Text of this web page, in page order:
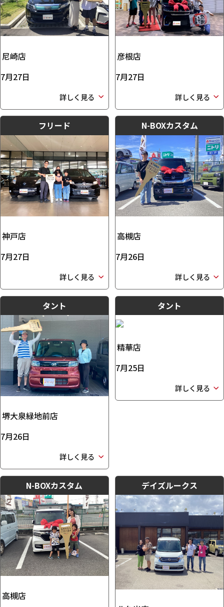
尼崎店
7月27日
詳しく見る
彦根店
7月27日
詳しく見る
フリード
神戸店
7月27日
詳しく見る
N-BOXカスタム
高槻店
7月26日
詳しく見る
タント
堺大泉緑地前店
7月26日
詳しく見る
タント
精華店
7月25日
詳しく見る
N-BOXカスタム
高槻店
デイズルークス